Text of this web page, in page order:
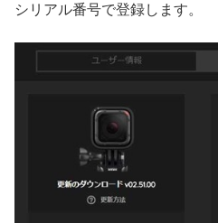
シリアル番号で登録します。